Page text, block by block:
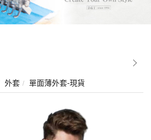
外套 單面薄外套-現貨